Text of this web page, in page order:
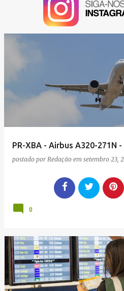
s
e
PR-XBA - Airbus A320-271N
postado por Redação em setembro 23,
0